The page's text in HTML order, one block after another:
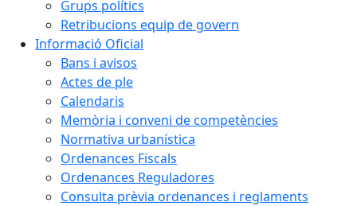
Grups polítics
Retribucions equip de govern
Informació Oficial
Bans i avisos
Actes de ple
Calendaris
Memòria i conveni de competències
Normativa urbanística
Ordenances Fiscals
Ordenances Reguladores
Consulta prèvia ordenances i reglaments